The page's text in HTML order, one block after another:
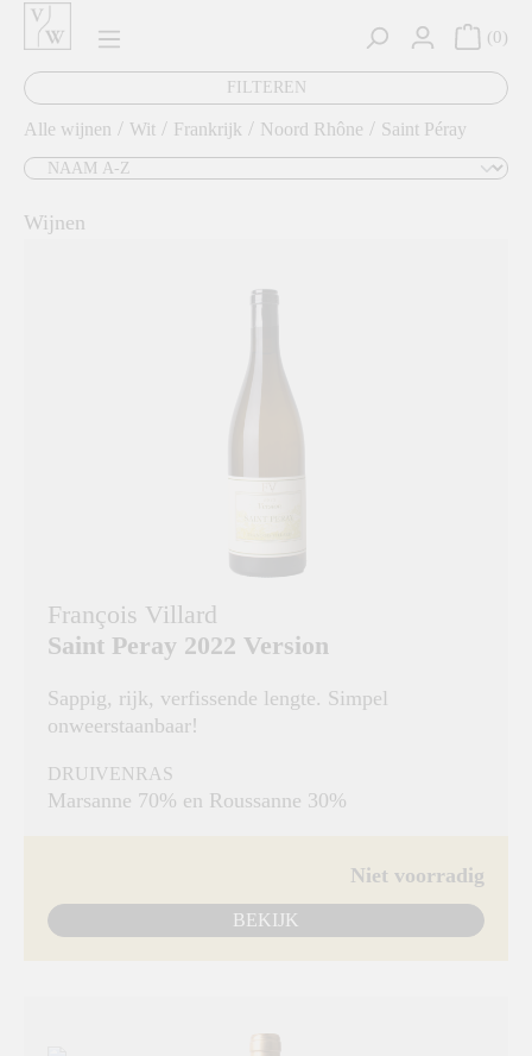
0
FILTEREN
Alle wijnen / Wit / Frankrijk / Noord Rhône / Saint Péray
Wijnen
François Villard
Saint Peray 2022 Version
Sappig, rijk, verfissende lengte. Simpel
onweerstaanbaar!
DRUIVENRAS
Marsanne 70% en Roussanne 30%
Niet voorradig
BEKIJK